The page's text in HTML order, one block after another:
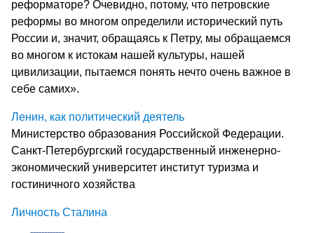
реформаторе? Очевидно, потому, что петровские
реформы во многом определили исторический путь
России и, значит, обращаясь к Петру, мы обращаемся
во многом к истокам нашей культуры, нашей
цивилизации, пытаемся понять нечто очень важное в
себе самих».
Ленин, как политический деятель
Министерство образования Российской Федерации.
Санкт-Петербургский государственный инженерно-
экономический университет институт туризма и
гостиничного хозяйства
Личность Сталина